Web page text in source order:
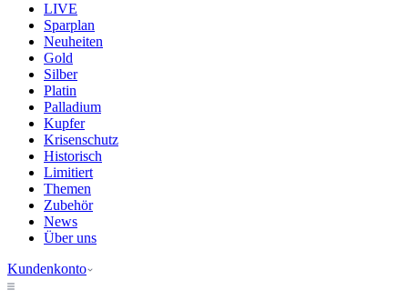
LIVE
Sparplan
Neuheiten
Gold
Silber
Platin
Palladium
Kupfer
Krisenschutz
Historisch
Limitiert
Themen
Zubehör
News
Über uns
Kundenkonto